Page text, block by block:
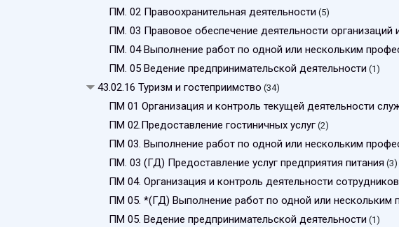
ПМ. 02 Правоохранительная деятельности (5)
ПМ. 03 Правовое обеспечение деятельности
ПМ. 04 Выполнение работ по одной или нескольким
ПМ. 05 Ведение предпринимательской деятельности (1)
43.02.16 Туризм и гостеприимство (34)
ПМ 01 Организация и контроль текущей деятельности
ПМ 02.Предоставление гостиничных услуг(2)
ПМ 03. Выполнение работ по одной или нескольким
ПМ. 03 (ГД) Предоставление услуг предприятия питания (3)
ПМ 04. Организация и контроль деятельности
ПМ 05. *(ГД) Выполнение работ по одной или
ПМ 05. Ведение предпринимательской деятельности (1)